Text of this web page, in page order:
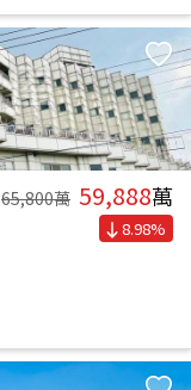
65,800萬 59,888萬
8.98%